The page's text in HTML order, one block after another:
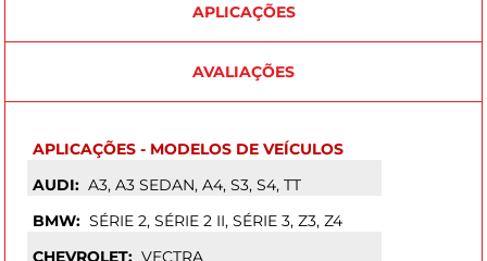
APLICAÇÕES
AVALIAÇÕES
APLICAÇÕES - MODELOS DE VEÍCULOS
AUDI: A3, A3 SEDAN, A4, S3, S4, TT
BMW: SÉRIE 2, SÉRIE 2 II, SÉRIE 3, Z3, Z4
CHEVROLET: VECTRA